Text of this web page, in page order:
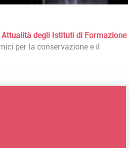
Attualità degli Istituti di Formazione
per la conservazione e il